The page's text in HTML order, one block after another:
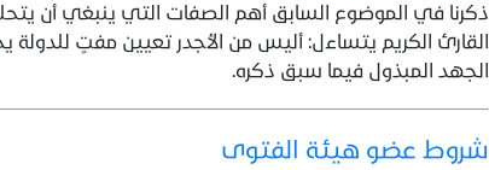
ذكرنا في الموضوع السابق أهم الصفات التي ينبغي أن
القارئ الكريم يتساءل: أليس من الأجدر تعيين مفتٍ للدولة
الجهد المبذول فيما سبق ذكره.
شروط عضو هيئة الفتوى